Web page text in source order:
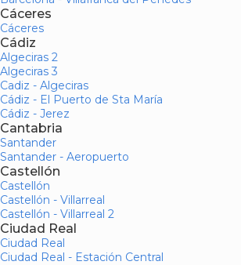
Cáceres
Cáceres
Cádiz
Algeciras 2
Algeciras 3
Cadiz - Algeciras
Cádiz - El Puerto de Sta María
Cádiz - Jerez
Cantabria
Santander
Santander - Aeropuerto
Castellón
Castellón
Castellón - Villarreal
Castellón - Villarreal 2
Ciudad Real
Ciudad Real
Ciudad Real - Estación Central